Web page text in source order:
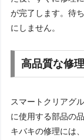
が完了します。待
にしません。
高品質な修
スマートクリアグ
に使用する部品の
キバキの修理には